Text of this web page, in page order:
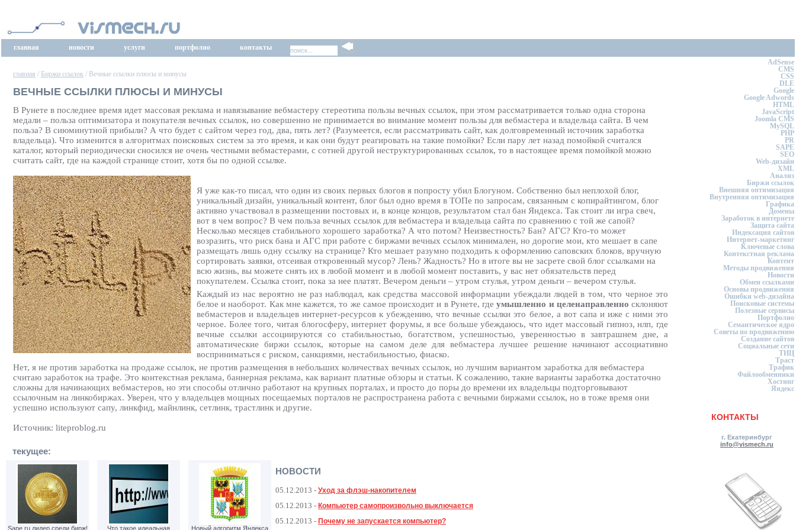
главная новости услуги портфолио контакты
главная / Биржи ссылок / Вечные ссылки плюсы и минусы
ВЕЧНЫЕ ССЫЛКИ ПЛЮСЫ И МИНУСЫ
В Рунете в последнее время идет массовая реклама и навязывание вебмастеру стереотипа пользы вечных ссылок, при этом рассматривается только одна сторона
медали – польза оптимизатора и покупателя вечных ссылок, но совершенно не принимается во внимание момент пользы для вебмастера и владельца сайта. В чем
польза? В сиюминутной прибыли? А что будет с сайтом через год, два, пять лет? (Разумеется, если рассматривать сайт, как долговременный источник заработка
владельца). Что изменится в алгоритмах поисковых систем за это время, и как они будут реагировать на такие помойки? Если пару лет назад помойкой считался
каталог, который периодически сносился не очень честными вебмастерами, с сотней другой неструктурированных ссылок, то в настоящее время помойкой можно
считать сайт, где на каждой странице стоит, хотя бы по одной ссылке.
Я уже как-то писал, что один из своих первых блогов я попросту убил Блогуном. Собственно был неплохой блог,
уникальный дизайн, уникальный контент, блог был одно время в ТОПе по запросам, связанным с копирайтингом, блог
активно участвовал в размещении постовых и, в конце концов, результатом стал бан Яндекса. Так стоит ли игра свеч,
вот в чем вопрос? В чем польза вечных ссылок для вебмастера и владельца сайта по сравнению с той же сапой?
Несколько месяцев стабильного хорошего заработка? А что потом? Неизвестность? Бан? АГС? Кто-то может
возразить, что риск бана и АГС при работе с биржами вечных ссылок минимален, но дорогие мои, кто мешает в сапе
размещать лишь одну ссылку на странице? Кто мешает разумно подходить к оформлению саповских блоков, вручную
сортировать заявки, отсеивая откровенный мусор? Лень? Жадность? Но в итоге вы не засрете свой блог ссылками на
всю жизнь, вы можете снять их в любой момент и в любой момент поставить, у вас нет обязательств перед
покупателем. Ссылка стоит, пока за нее платят. Вечером деньги – утром стулья, утром деньги – вечером стулья.
Каждый из нас вероятно не раз наблюдал, как средства массовой информации убеждали людей в том, что черное это
белое и наоборот. Как мне кажется, то же самое происходит и в Рунете, гдеумышленно и целенаправленно склоняют
вебмастеров и владельцев интернет-ресурсов к убеждению, что вечные ссылки это белое, а вот сапа и иже с ними это
черное. Более того, читая блогосферу, интернет форумы, я все больше убеждаюсь, что идет массовый гипноз, нлп, где
вечные ссылки ассоциируются со стабильностью, богатством, успешностью, уверенностью в завтрашнем дне, а
автоматические биржи ссылок, которые на самом деле для вебмастера лучшее решение начинают ассоциативно
восприниматься с риском, санкциями, нестабильностью, фиаско.
Нет, я не против заработка на продаже ссылок, не против размещения в небольших количествах вечных ссылок, но лучшим вариантом заработка для вебмастера
считаю заработок на трафе. Это контекстная реклама, баннерная реклама, как вариант платные обзоры и статьи. К сожалению, такие варианты заработка достаточно
сложны для начинающих вебмастеров, но эти способы отлично работают на крупных порталах, и просто до поры до времени их владельцы подторговывают
ссылочным на линкобиржах. Уверен, что у владельцев мощных посещаемых порталов не распространена работа с вечными биржами ссылок, но в тоже время они
успешно используют сапу, линкфид, майнлинк, сетлинк, трастлинк и другие.
Источник: liteproblog.ru
AdSense
CMS
CSS
DLE
Google
Google Adwords
HTML
JavaScript
Joomla CMS
MySQL
PHP
PR
SAPE
SEO
Web-дизайн
XML
Анализ
Биржи ссылок
Внешняя оптимизация
Внутренняя оптимизация
Графика
Домены
Заработок в интернете
Защита сайта
Индексация сайтов
Интернет-маркетинг
Ключевые слова
Контекстная реклама
Контент
Методы продвижения
Новости
Обмен ссылками
Основы продвижения
Ошибки web-дизайна
Поисковые системы
Полезные сервисы
Портфолио
Семантическое ядро
Советы по продвижению
Создание сайтов
Социальные сети
ТИЦ
Траст
Трафик
Файлообменники
Хостинг
Яндекс
КОНТАКТЫ
г. Екатеринбург
info@vismech.ru
текущее:
Sape.ru лидер среди бирж! Что такое идеальная Новый алгоритм Яндекса
НОВОСТИ
05.12.2013 - Уход за флэш-накопителем
05.12.2013 - Компьютер самопроизвольно выключается
05.12.2013 - Почему не запускается компьютер?